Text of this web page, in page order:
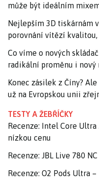
může být ideálním
Nejlepším 3D tiskárnám
porovnání vítězí
Co víme o nových
radikální proměnu i nový
Konec zásilek z Číny?
už na Evropskou unii
TESTY A ŽEBŘÍČKY
Recenze: Intel Core Ultra
nízkou cenu
Recenze: JBL Live 780
Recenze: O2 Pods Ultra